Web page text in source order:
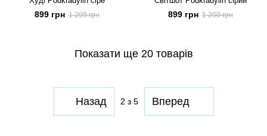
899 грн 1 299 грн 899 грн 1 200 грн
Показати ще 20 товарів
Назад 2 з 5 Вперед